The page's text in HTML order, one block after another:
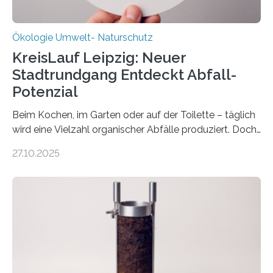
Ökologie Umwelt- Naturschutz
KreisLauf Leipzig: Neuer
Stadtrundgang Entdeckt Abfall-
Potenzial
Beim Kochen, im Garten oder auf der Toilette – täglich
wird eine Vielzahl organischer Abfälle produziert. Doch
Potenzial nur dann entfalten können, wenn sie in
Veränderung der Wirtschaft wichtig ist, zeigt der vom
Deutschen Biomasseforschungszentrum und der
Stadtreinigung Leipzig konzipierte und am 24. Oktober
2025 offiziell eingeweihte Stadtrundgang „KreisLauf“. Er
ist ab sofort im Leipziger Stadtgebiet…
27.10.2025